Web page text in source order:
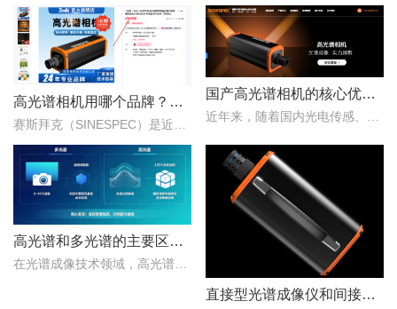
高光谱相机用哪个品牌？赛斯拜克怎么样？
赛斯拜克（SINESPEC）是近年来快速崛起的国产高光谱相机代表品牌之一，其优势在于性价比、自主技术以及本土化服务。..
国产高光谱相机的核心优势：从“跟跑”到“并跑”的跨越
近年来，随着国内光电传感、光学设计、成像算法等产业链环节的持续突破，国产高光谱相机综合性能稳步提升，正在从“进口替代”走向“自主引领”。..
高光谱和多光谱的主要区别有哪些？
直接型光谱成像仪和间接型光谱成像仪区别